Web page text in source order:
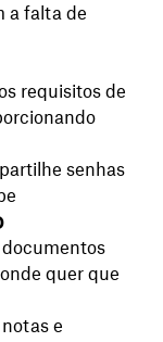
a falta de
requisitos de
senhas
quer que
e